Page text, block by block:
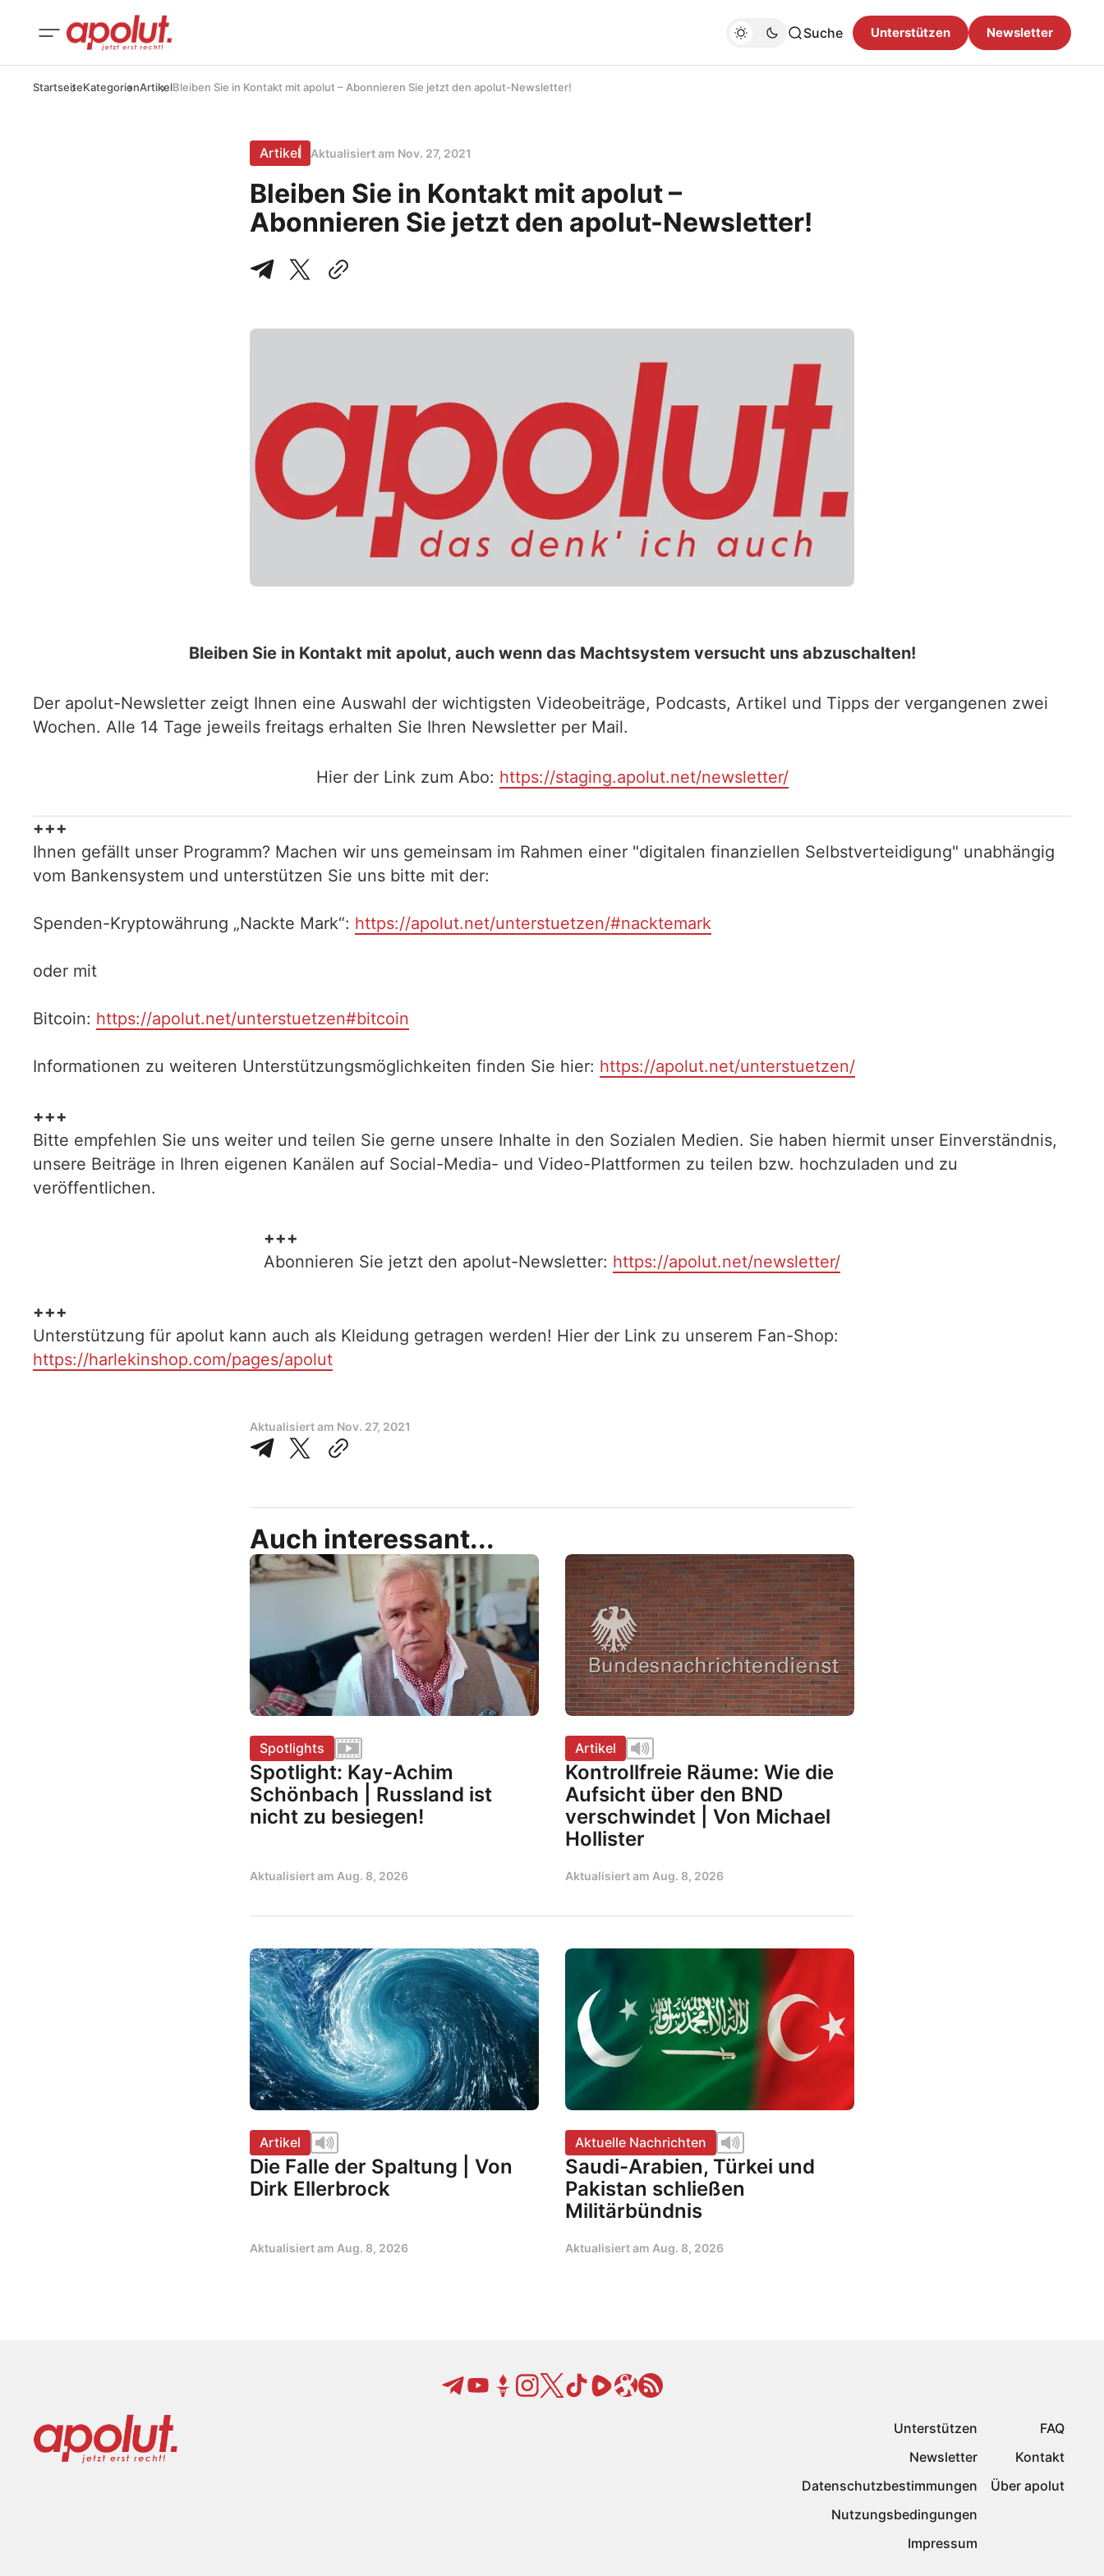
Suche Unterstützen Newsletter
StartseiteKategorienArtikelBleiben Sie in Kontakt mit apolut – Abonnieren Sie jetzt den apolut-Newsletter!
Artikel Aktualisiert am Nov. 27, 2021
Bleiben Sie in Kontakt mit apolut –
Abonnieren Sie jetzt den apolut-Newsletter!
Bleiben Sie in Kontakt mit apolut, auch wenn das Machtsystem versucht uns abzuschalten!
Der apolut-Newsletter zeigt Ihnen eine Auswahl der wichtigsten Videobeiträge, Podcasts, Artikel und Tipps der vergangenen zwei
Wochen. Alle 14 Tage jeweils freitags erhalten Sie Ihren Newsletter per Mail.
Hier der Link zum Abo: https://staging.apolut.net/newsletter/
+++
Ihnen gefällt unser Programm? Machen wir uns gemeinsam im Rahmen einer "digitalen finanziellen Selbstverteidigung" unabhängig
vom Bankensystem und unterstützen Sie uns bitte mit der:
Spenden-Kryptowährung „Nackte Mark“: https://apolut.net/unterstuetzen/#nacktemark
oder mit
Bitcoin: https://apolut.net/unterstuetzen#bitcoin
Informationen zu weiteren Unterstützungsmöglichkeiten finden Sie hier: https://apolut.net/unterstuetzen/
+++
Bitte empfehlen Sie uns weiter und teilen Sie gerne unsere Inhalte in den Sozialen Medien. Sie haben hiermit unser Einverständnis,
unsere Beiträge in Ihren eigenen Kanälen auf Social-Media- und Video-Plattformen zu teilen bzw. hochzuladen und zu
veröffentlichen.
+++
Abonnieren Sie jetzt den apolut-Newsletter: https://apolut.net/newsletter/
+++
Unterstützung für apolut kann auch als Kleidung getragen werden! Hier der Link zu unserem Fan-Shop:
https://harlekinshop.com/pages/apolut
Aktualisiert am Nov. 27, 2021
Auch interessant...
Spotlights
Spotlight: Kay-Achim
Schönbach | Russland ist
nicht zu besiegen!
Aktualisiert am Aug. 8, 2026
Artikel
Kontrollfreie Räume: Wie die
Aufsicht über den BND
verschwindet | Von Michael
Hollister
Aktualisiert am Aug. 8, 2026
Artikel
Die Falle der Spaltung | Von
Dirk Ellerbrock
Aktualisiert am Aug. 8, 2026
Aktuelle Nachrichten
Saudi-Arabien, Türkei und
Pakistan schließen
Militärbündnis
Aktualisiert am Aug. 8, 2026
Unterstützen
Newsletter
Datenschutzbestimmungen
Nutzungsbedingungen
Impressum
FAQ
Kontakt
Über apolut